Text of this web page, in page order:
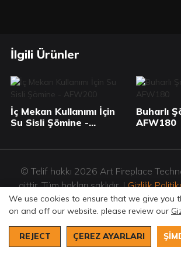
İlgili Ürünler
İç Mekan Kullanımı İçin
Su Sisli Şömine -
Buharlı
AFW180
© Telif hakkı 2026 Art Fireplace
aittir. Tüm hakları saklıdır. |Gizlilik
We use cookies to ensure that we give you
on and off our website. please review our
REJECT ÇEREZ AYARLARI